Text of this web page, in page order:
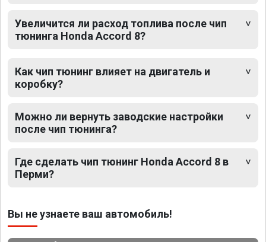
Увеличится ли расход топлива после чип
тюнинга Honda Accord 8?
Как чип тюнинг влияет на двигатель и
коробку?
Можно ли вернуть заводские настройки
после чип тюнинга?
Где сделать чип тюнинг Honda Accord 8 в
Перми?
Вы не узнаете ваш автомобиль!